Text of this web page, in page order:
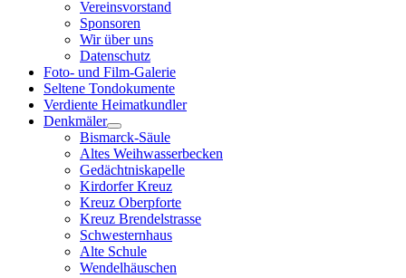
Vereinsvorstand
Sponsoren
Wir über uns
Datenschutz
Foto- und Film-Galerie
Seltene Tondokumente
Verdiente Heimatkundler
Denkmäler
Bismarck-Säule
Altes Weihwasserbecken
Gedächtniskapelle
Kirdorfer Kreuz
Kreuz Oberpforte
Kreuz Brendelstrasse
Schwesternhaus
Alte Schule
Wendelhäuschen